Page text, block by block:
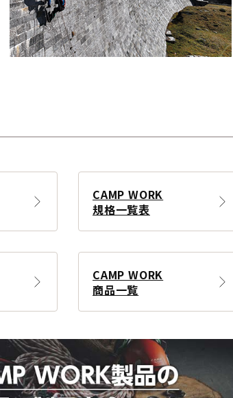
CAMP WORK
規格一覧表
CAMP WORK
商品一覧